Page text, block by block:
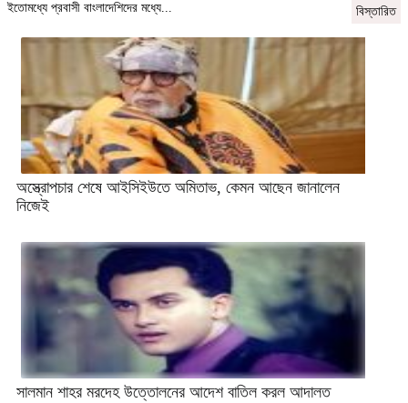
ইতোমধ্যে প্রবাসী বাংলাদেশিদের মধ্যে...
বিস্তারিত
অস্ত্রোপচার শেষে আইসিইউতে অমিতাভ, কেমন আছেন জানালেন
নিজেই
সালমান শাহর মরদেহ উত্তোলনের আদেশ বাতিল করল আদালত